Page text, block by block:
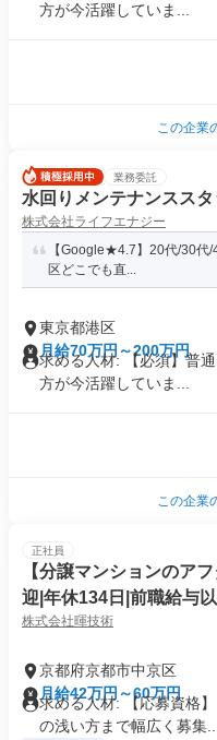
方が今活躍していま...
この企業
業務委託
水回りメンテナンススタ
株式会社ライフエナジー
【Google★4.7】20代/30
区どこでも直...
東京都港区
月給70万円～200万円
求める人材: 【必須】普
方が今活躍していま...
この企業
正社員
【分譲マンションのア
迎|年休134日|前職給与
株式会社暉技術
京都府京都市中京区
月給42万円～60万円
求める人材: 【応募資格
の浅い方まで幅広く募集...